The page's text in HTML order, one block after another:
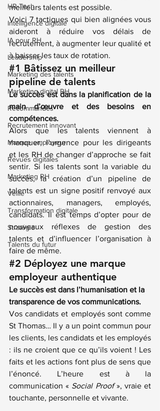
HR-Tech
Intelligence digitale
IA pour RH
Leadership
Marketing des talents
Marketing digital RH
Recommandés
Recrutement innovant
Marque employeur
Revues digitales
Marketing RH
Veille
Transformation digitale
Stratégie
Talents du futur
meilleurs talents est possible.
Voici 7 tactiques qui bien alignées vous
aideront à réduire vos délais de
recrutement, à augmenter leur qualité et
à baisser les taux de rotation.
#1 Bâtissez un meilleur
pipeline de talents
Le succès est dans la planification de la
main d’œuvre et des besoins en
compétences.
Alors que les talents viennent à
manquer, l’urgence pour les dirigeants
et les RH de changer d’approche se fait
sentir. Si les talents sont la variable du
succès, la création d’un pipeline de
talents est un signe positif renvoyé aux
actionnaires, managers, employés,
candidats. Il est temps d’opter pour de
nouveaux réflexes de gestion des
talents et d’influencer l’organisation à
faire de même.
#2 Déployez une marque
employeur authentique
Le succès est dans l’humanisation et la
transparence de vos communications.
Vos candidats et employés sont comme
St Thomas… Il y a un point commun pour
les clients, les candidats et les employés
: ils ne croient que ce qu’ils voient ! Les
faits et les actions font plus de sens que
l’énoncé. L’heure est à la
communication « Social Proof », vraie et
touchante, personnelle et vivante.